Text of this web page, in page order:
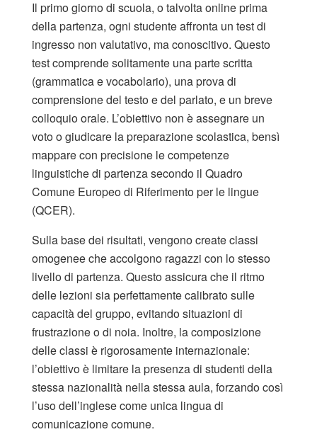
Il primo giorno di scuola, o talvolta online prima
della partenza, ogni studente affronta un test di
ingresso non valutativo, ma conoscitivo. Questo
test comprende solitamente una parte scritta
(grammatica e vocabolario), una prova di
comprensione del testo e del parlato, e un breve
colloquio orale. L’obiettivo non è assegnare un
voto o giudicare la preparazione scolastica, bensì
mappare con precisione le competenze
linguistiche di partenza secondo il Quadro
Comune Europeo di Riferimento per le lingue
(QCER).
Sulla base dei risultati, vengono create classi
omogenee che accolgono ragazzi con lo stesso
livello di partenza. Questo assicura che il ritmo
delle lezioni sia perfettamente calibrato sulle
capacità del gruppo, evitando situazioni di
frustrazione o di noia. Inoltre, la composizione
delle classi è rigorosamente internazionale:
l’obiettivo è limitare la presenza di studenti della
stessa nazionalità nella stessa aula, forzando così
l’uso dell’inglese come unica lingua di
comunicazione comune.